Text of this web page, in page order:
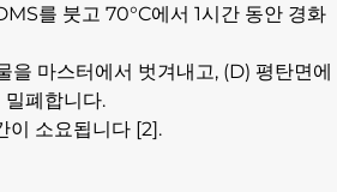
를 붓고 70°C에서 1시간 동안 경화
을 마스터에서 벗겨내고, (D) 평탄면에
폐합니다.
이 소요됩니다 [2].